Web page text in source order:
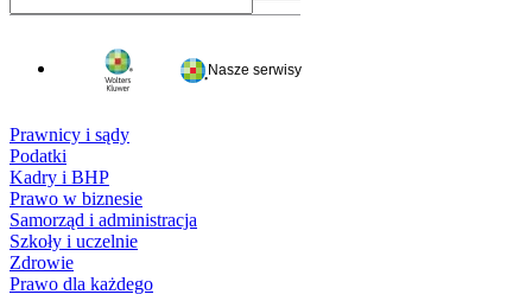
Nasze serwisy
Prawnicy i sądy
Podatki
Kadry i BHP
Prawo w biznesie
Samorząd i administracja
Szkoły i uczelnie
Zdrowie
Prawo dla każdego